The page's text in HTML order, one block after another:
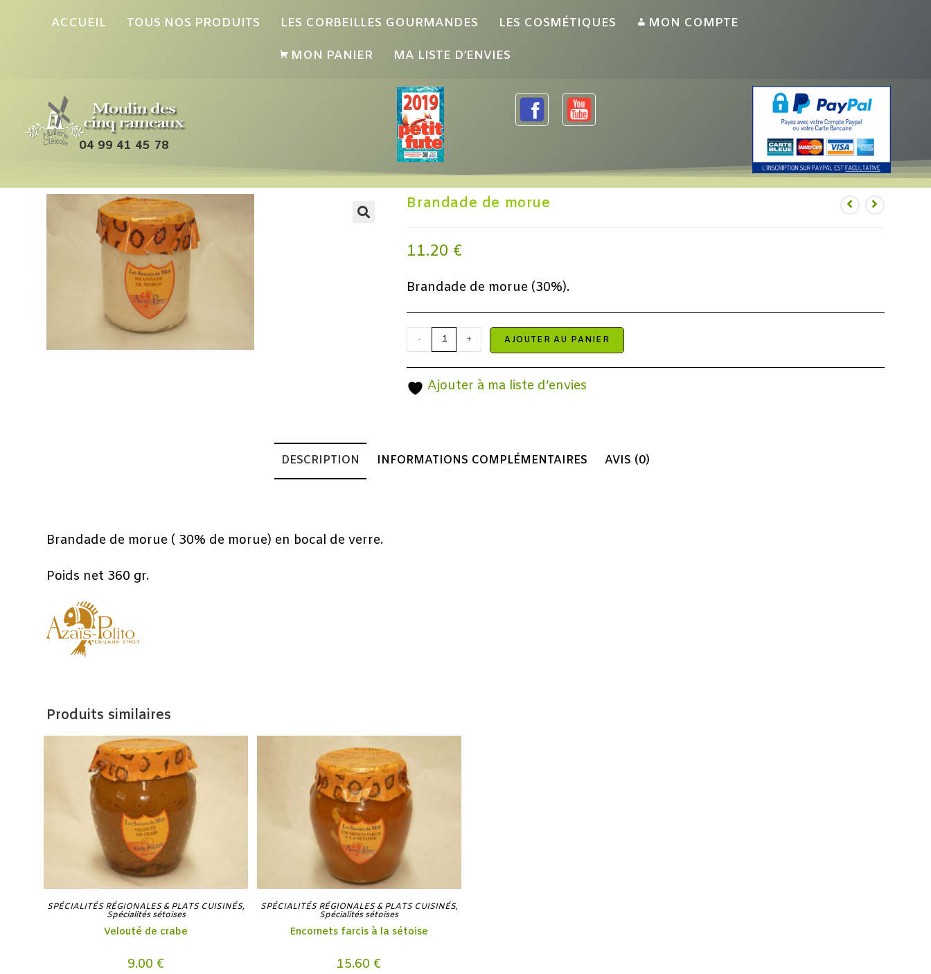
ACCUEIL TOUS NOS PRODUITS LES CORBEILLES GOURMANDES LES COSMÉTIQUES MON COMPTE
MON PANIER MA LISTE D’ENVIES
04 99 41 45 78
Brandade de morue
11.20 €
Brandade de morue (30%).
- + AJOUTER AU PANIER
Ajouter à ma liste d’envies
DESCRIPTION INFORMATIONS COMPLÉMENTAIRES AVIS (0)
Brandade de morue ( 30% de morue) en bocal de verre.
Poids net 360 gr.
Produits similaires
SPÉCIALITÉS RÉGIONALES & PLATS CUISINÉS,
Spécialités sétoises
Velouté de crabe
9.00 €
SPÉCIALITÉS RÉGIONALES & PLATS CUISINÉS,
Spécialités sétoises
Encornets farcis à la sétoise
15.60 €